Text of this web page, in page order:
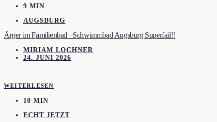
9 MIN
AUGSBURG
Ärger im Familienbad –Schwimmbad Augsburg Superfail!!
MIRIAM LOCHNER
24. JUNI 2026
WEITERLESEN
10 MIN
ECHT JETZT